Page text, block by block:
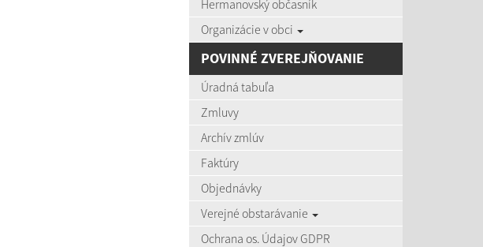
Hermanovský občasník
Organizácie v obci
POVINNÉ ZVEREJŇOVANIE
Úradná tabuľa
Zmluvy
Archív zmlúv
Faktúry
Objednávky
Verejné obstarávanie
Ochrana os. Údajov GDPR